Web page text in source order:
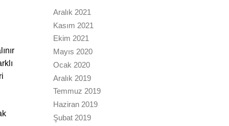
Aralık 2021
Kasım 2021
Ekim 2021
Mayıs 2020
Ocak 2020
Aralık 2019
Temmuz 2019
Haziran 2019
Şubat 2019